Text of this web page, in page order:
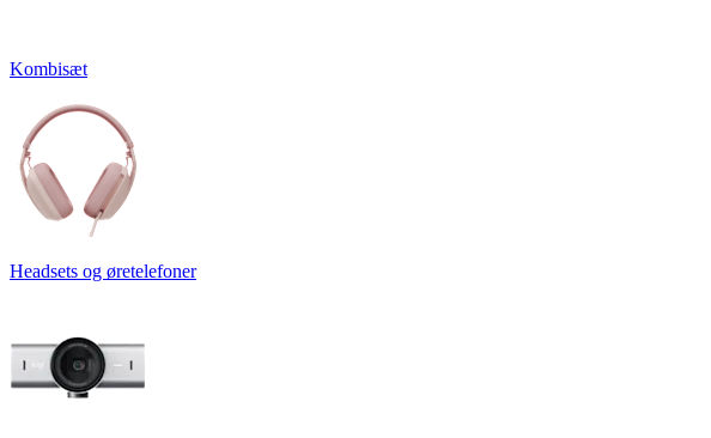
Kombisæt
Headsets og øretelefoner